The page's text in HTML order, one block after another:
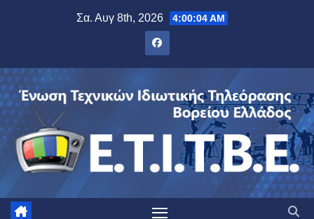
Σα. Αυγ 8th, 2026 4:00:05 AM